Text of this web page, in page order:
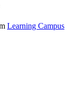
Learning Campus